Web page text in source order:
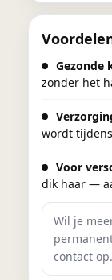
Gezonde
zonder het
wordt
Voor
dik haar —
Wil je
contact op.